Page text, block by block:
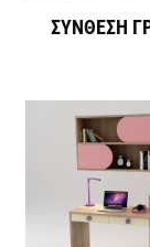
ΣΥΝΘΕΣΗ